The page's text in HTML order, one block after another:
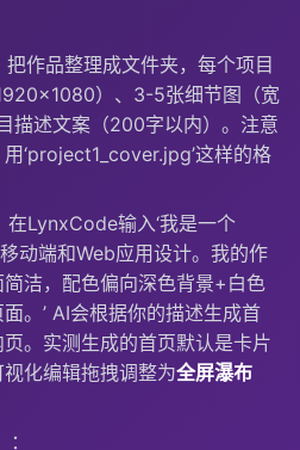
把作品整理成文件夹，每个项目
）、3-5张细节图（宽
描述文案（200字以内）。注意
‘project1_cover.jpg’这样的格
在LynxCode输入‘我是一个
动端和Web应用设计。我的作
洁，配色偏向深色背景+白色
。’ AI会根据你的描述生成首
。实测生成的首页默认是卡片
化编辑拖拽调整为全屏瀑布
：